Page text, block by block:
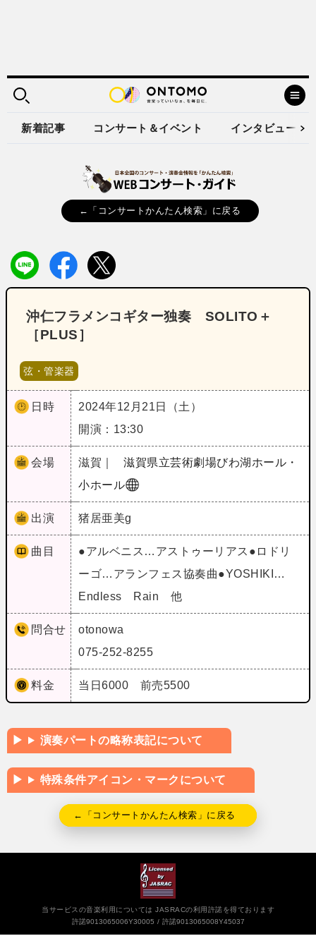
新着記事 コンサート＆イベント インタビュー
←「コンサートかんたん検索」に戻る
沖仁フラメンコギター独奏 SOLITO＋
［PLUS］
弦・管楽器
日時
2024年12月21日（土）
開演：13:30
会場 滋賀｜
滋賀県立芸術劇場びわ湖ホール・
小ホール
出演 猪居亜美g
曲目
●アルベニス…アストゥーリアス●ロドリ
ーゴ…アランフェス協奏曲●YOSHIKI…
Endless Rain 他
問合せ
otonowa
075-252-8255
料金 当日6000 前売5500
演奏パートの略称表記について
特殊条件アイコン・マークについて
←「コンサートかんたん検索」に戻る
当サービスの音楽利用については JASRACの利用許諾を得ております
許諾9013065006Y30005
許諾9013065008Y45037